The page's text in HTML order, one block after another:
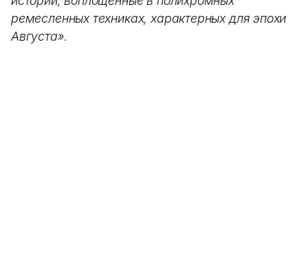
ремесленных техниках, характерных для эпохи
Августа».